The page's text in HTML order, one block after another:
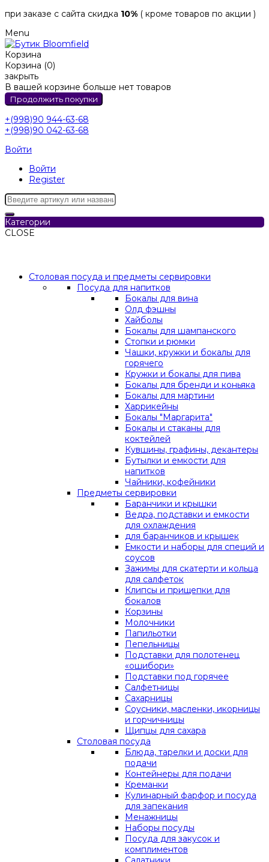
при заказе с сайта скидка 10% ( кроме товаров по акции )
Menu
Корзина
Корзина (0)
закрыть
В вашей корзине больше нет товаров
Продолжить покупки
+(998)90 944-63-68
+(998)90 042-63-68
Войти
Войти
Register
Категории
CLOSE
Столовая посуда и предметы сервировки
Посуда для напитков
Бокалы для вина
Олд фэшны
Хайболы
Бокалы для шампанского
Стопки и рюмки
Чашки, кружки и бокалы для
горячего
Кружки и бокалы для пива
Бокалы для бренди и коньяка
Бокалы для мартини
Харрикейны
Бокалы "Маргарита"
Бокалы и стаканы для
коктейлей
Кувшины, графины, декантеры
Бутылки и емкости для
напитков
Чайники, кофейники
Предметы сервировки
Баранчики и крышки
Ведра, подставки и емкости
для охлаждения
для баранчиков и крышек
Емкости и наборы для специй и
соусов
Зажимы для скатерти и кольца
для салфеток
Клипсы и прищепки для
бокалов
Корзины
Молочники
Папильотки
Пепельницы
Подставки для полотенец
«ошибори»
Подставки под горячее
Салфетницы
Сахарницы
Соусники, масленки, икорницы
и горчичницы
Щипцы для сахара
Столовая посуда
Блюда, тарелки и доски для
подачи
Контейнеры для подачи
Креманки
Кулинарный фарфор и посуда
для запекания
Менажницы
Наборы посуды
Посуда для закусок и
комплиментов